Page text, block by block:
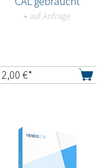
auf Anfrage
2,00 €*